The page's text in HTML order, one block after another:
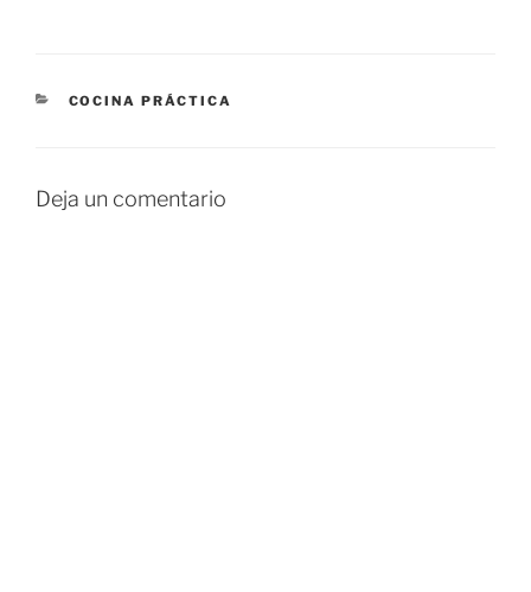
CATEGORÍAS
COCINA PRÁCTICA
Deja un comentario